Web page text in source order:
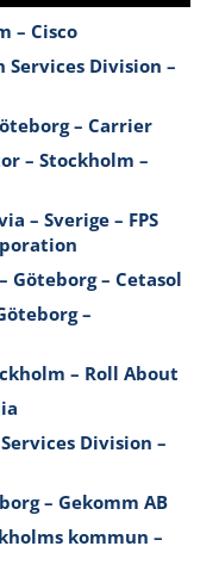
– Cisco
Services Division –
– Carrier
– Stockholm –
– Sverige – FPS
Göteborg – Cetasol
–
– Roll About
Division –
– Gekomm AB
kommun –